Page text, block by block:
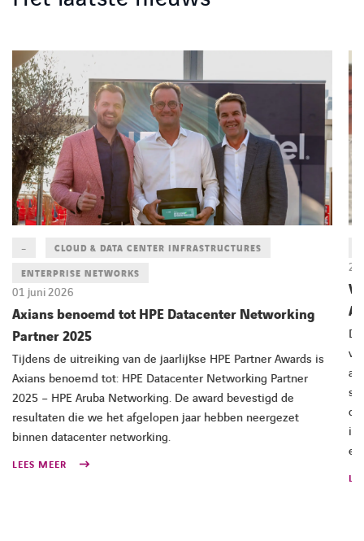
01 juni 2026
– CLOUD & DATA CENTER INFRASTRUCTURES
ENTERPRISE NETWORKS
Axians benoemd tot HPE Datacenter Networking
Partner 2025
Tijdens de uitreiking van de jaarlijkse HPE Partner Awards is
Axians benoemd tot: HPE Datacenter Networking Partner
2025 – HPE Aruba Networking. De award bevestigd de
resultaten die we het afgelopen jaar hebben neergezet
binnen datacenter networking.
LEES MEER
29